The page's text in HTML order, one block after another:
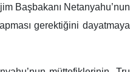
Başbakanı
gerektiğini dayatmaya